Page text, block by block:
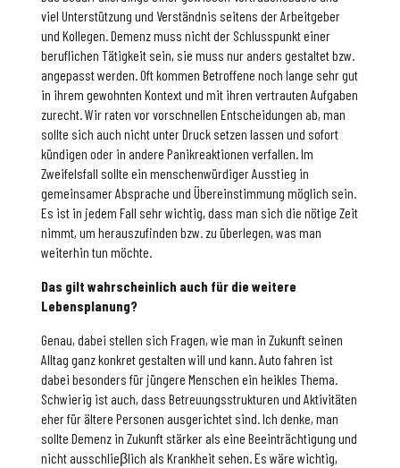
viel Unterstützung und Verständnis seitens der Arbeitgeber
und Kollegen. Demenz muss nicht der Schlusspunkt einer
beruflichen Tätigkeit sein, sie muss nur anders gestaltet bzw.
angepasst werden. Oft kommen Betroffene noch lange sehr gut
in ihrem gewohnten Kontext und mit ihren vertrauten Aufgaben
zurecht. Wir raten vor vorschnellen Entscheidungen ab, man
sollte sich auch nicht unter Druck setzen lassen und sofort
kündigen oder in andere Panikreaktionen verfallen. Im
Zweifelsfall sollte ein menschenwürdiger Ausstieg in
gemeinsamer Absprache und Übereinstimmung möglich sein.
Es ist in jedem Fall sehr wichtig, dass man sich die nötige Zeit
nimmt, um herauszufinden bzw. zu überlegen, was man
weiterhin tun möchte.
Das gilt wahrscheinlich auch für die weitere
Lebensplanung?
Genau, dabei stellen sich Fragen, wie man in Zukunft seinen
Alltag ganz konkret gestalten will und kann. Auto fahren ist
dabei besonders für jüngere Menschen ein heikles Thema.
Schwierig ist auch, dass Betreuungsstrukturen und Aktivitäten
eher für ältere Personen ausgerichtet sind. Ich denke, man
sollte Demenz in Zukunft stärker als eine Beeinträchtigung und
nicht ausschlieβlich als Krankheit sehen. Es wäre wichtig,